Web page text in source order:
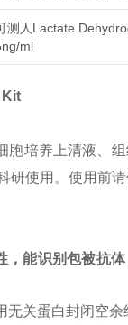
测人Lactate
ml
Kit
胞培养上清液、
研使用。使用前
能识别包被抗
关蛋白封闭空余